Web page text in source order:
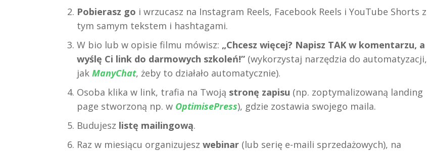
Pobierasz go i wrzucasz na Instagram Reels, Facebook Reels i YouTube Shorts z
tym samym tekstem i hashtagami.
W bio lub w opisie filmu mówisz: „Chcesz więcej? Napisz TAK w komentarzu, a
wyślę Ci link do darmowych szkoleń!” (wykorzystaj narzędzia do automatyzacji,
jak ManyChat, żeby to działało automatycznie).
Osoba klika w link, trafia na Twoją stronę zapisu (np. zoptymalizowaną landing
page stworzoną np. w OptimisePress), gdzie zostawia swojego maila.
Budujesz listę mailingową.
Raz w miesiącu organizujesz webinar (lub serię e-maili sprzedażowych), na